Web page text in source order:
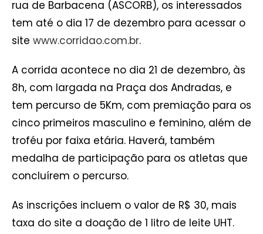
rua de Barbacena (ASCORB), os interessados
tem até o dia 17 de dezembro para acessar o
site www.corridao.com.br.
A corrida acontece no dia 21 de dezembro, às
8h, com largada na Praça dos Andradas, e
tem percurso de 5Km, com premiação para os
cinco primeiros masculino e feminino, além de
troféu por faixa etária. Haverá, também
medalha de participação para os atletas que
concluírem o percurso.
As inscrições incluem o valor de R$ 30, mais
taxa do site a doação de 1 litro de leite UHT.